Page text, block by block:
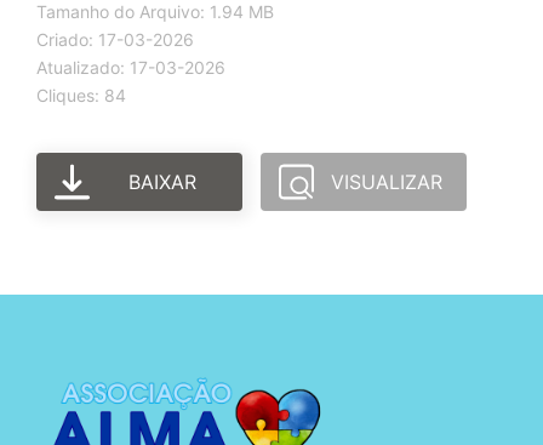
Tamanho do Arquivo: 1.94 MB
Criado: 17-03-2026
Atualizado: 17-03-2026
Cliques: 84
BAIXAR VISUALIZAR